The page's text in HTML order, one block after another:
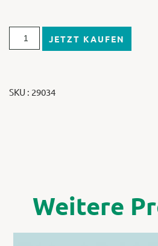
JETZT KAUFEN
SKU : 29034
Weitere